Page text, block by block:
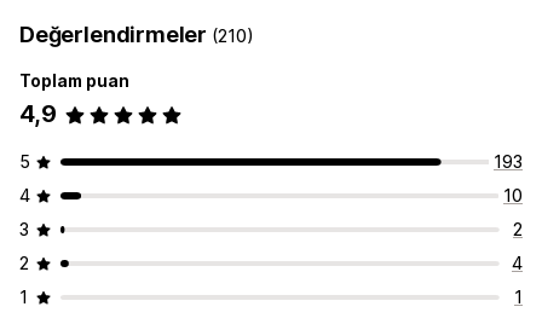
Değerlendirmeler (210)
Toplam puan
4,9
5
193
4
10
3
2
2
4
1
1